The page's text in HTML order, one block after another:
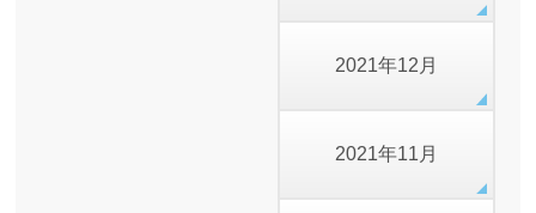
2021年12月
2021年11月